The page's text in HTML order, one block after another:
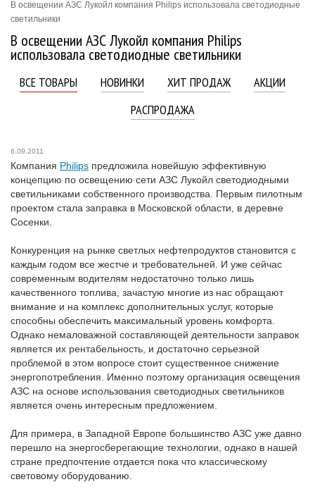
В освещении АЗС Лукойл компания Philips использовала светодиодные
светильники
В освещении АЗС Лукойл компания Philips
использовала светодиодные светильники
ВСЕ ТОВАРЫ НОВИНКИ ХИТ ПРОДАЖ
АКЦИИ
РАСПРОДАЖА
6.09.2011
Компания Philips предложила новейшую эффективную
концепцию по освещению сети АЗС Лукойл светодиодными
светильниками собственного производства. Первым пилотным
проектом стала заправка в Московской области, в деревне
Сосенки.
Конкуренция на рынке светлых нефтепродуктов становится с
каждым годом все жестче и требовательней. И уже сейчас
современным водителям недостаточно только лишь
качественного топлива, зачастую многие из нас обращают
внимание и на комплекс дополнительных услуг, которые
способны обеспечить максимальный уровень комфорта.
Однако немаловажной составляющей деятельности заправок
является их рентабельность, и достаточно серьезной
проблемой в этом вопросе стоит существенное снижение
энергопотребления. Именно поэтому организация освещения
АЗС на основе использования светодиодных светильников
является очень интересным предложением.
Для примера, в Западной Европе большинство АЗС уже давно
перешло на энергосберегающие технологии, однако в нашей
стране предпочтение отдается пока что классическому
световому оборудованию.